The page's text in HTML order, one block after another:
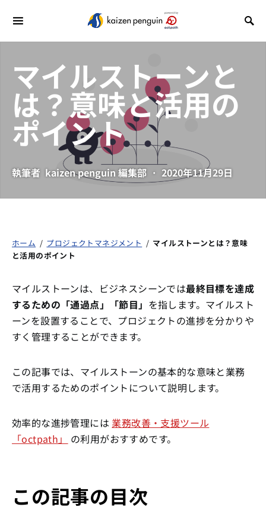
マイルストーンと
は？意味と活用の
ポイント
執筆者 kaizen penguin 編集部 2020年11月29日
ホーム / プロジェクトマネジメント / マイルストーンとは？意味
と活用のポイント
マイルストーンは、ビジネスシーンでは最終目標を達成
するための「通過点」「節目」 を指します。マイルスト
ーンを設置することで、プロジェクトの進捗を分かりや
すく管理することができます。
この記事では、マイルストーンの基本的な意味と業務
で活用するためのポイントについて説明します。
効率的な進捗管理には 業務改善・支援ツール
「octpath」
の利用がおすすめです。
この記事の目次